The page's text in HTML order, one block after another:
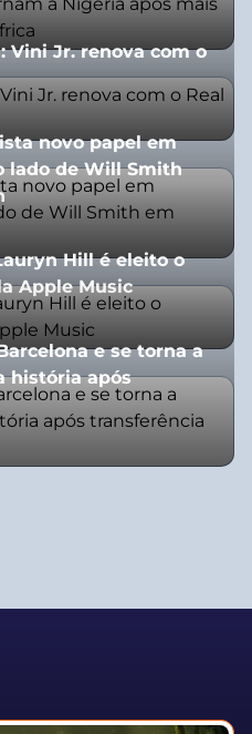
Vini Jr. renova com o
novo papel em
lado de Will Smith
Hill é eleito o
Apple Music
e se torna a
história após